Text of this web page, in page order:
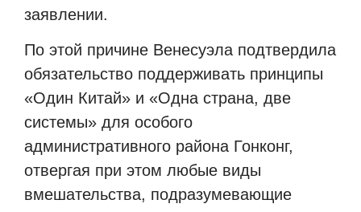
заявлении.
По этой причине Венесуэла подтвердила
обязательство поддерживать принципы
«Один Китай» и «Одна страна, две
системы» для особого
административного района Гонконг,
отвергая при этом любые виды
вмешательства, подразумевающие